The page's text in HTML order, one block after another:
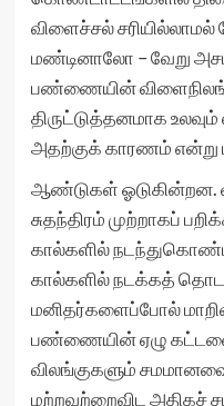
விளைச்சல்
மண்டினாலோ – வேறு
பண்ணையின்
திருட்டுத்தனமாக
அதற்குக் காரணம் என்று
ஆண்டுகள் ஓடுகின்றன.
சுதந்திரம் முற்றாகப்
கால்களில்
கால்களில் நடக்கத்
மனிதர்களைப்போல்
பண்ணையின் ஏழு
விலங்குகளும்
மற்றவற்றைவிட அதிகச்